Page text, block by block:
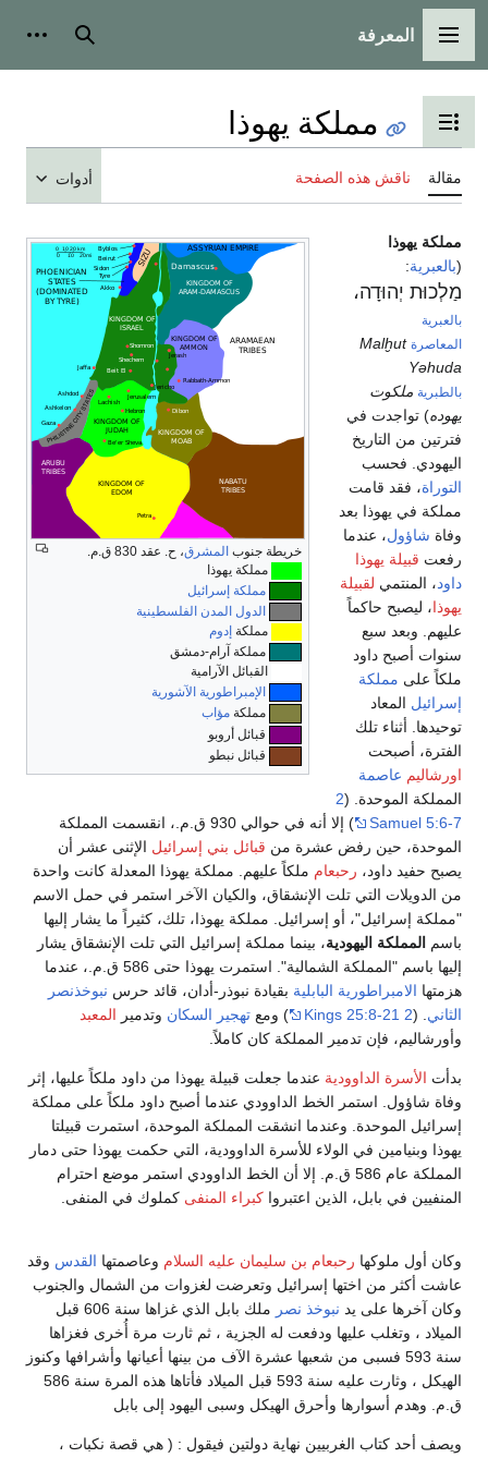
الرئيسية
المعرفة بحث أدوات
عرض جدول المحتويات
مملكة يهوذا
ناقش هذه الصفحة
خريطة جنوبالمشرق، ح. عقد 830 ق.م.
مملكة يهوذا
مملكة إسرائيل
الدول المدن الفلسطينية
إدوم
مملكة آرام-دمشق
القبائل الآرامية
الإمبراطورية الآشورية
مؤاب
قبائل أروبو
قبائل نبطو
يهوذا
:
יְהוּדָה،
Malḫut
ملكوت
) تواجدت في
من التاريخ
فحسب
، فقد قامت
في يهوذا بعد
شاؤول، عندما
قبيلة يهوذا
، المنتميلقبيلة
، ليصبح حاكماً
وبعد سبع
أصبح داود
علىمملكة
المعاد
أثناء تلك
أصبحت
عاصمة
الموحدة. (2
Samuel
) إلا أنه في حوالي 930 ق.م.، انقسمت المملكة
حين رفض عشرة من قبائل بني إسرائيلالإثنى عشر أن
حفيد داود، رحبعام ملكاً عليهم. مملكة يهوذا المعدلة كانت واحدة
الدويلات التي تلت الإنشقاق، والكيان الآخر استمر في حمل الاسم
إسرائيل"، أو إسرائيل. مملكة يهوذا، تلك، كثيراً ما يشار إليها
المملكة اليهودية، بينما مملكة إسرائيل التي تلت الإنشقاق يشار
إليها باسم "المملكة الشمالية". استمرت يهوذا حتى 586 ق.م.، عندما
الامبراطورية البابلية بقيادة نبوذر-أدان، قائد حرسنبوخذنصر
. (
2 Kings 25:8-21 ) ومعتهجير السكانوتدميرالمعبد
فإن تدمير المملكة كان كاملاً.
الأسرة الداووديةعندما جعلت قبيلة يهوذا من داود ملكاً عليها، إثر
شاؤول. استمر الخط الداوودي عندما أصبح داود ملكاً على مملكة
الموحدة. وعندما انشقت المملكة الموحدة، استمرت قبيلتا
وبنيامين في الولاء للأسرة الداوودية، التي حكمت يهوذا حتى دمار
المملكة عام 586 ق.م. إلا أن الخط الداوودي استمر موضع احترام
في بابل، الذين اعتبرواكبراء المنفىكملوك في المنفى.
أول ملوكهارحبعام بن سليمان عليه السلام وعاصمتهاالقدسوقد
أكثر من اختها إسرائيل وتعرضت لغزوات من الشمال والجنوب
آخرها على يدنبوخذ نصر
ملك بابل الذي غزاها سنة 606 قبل
، وتغلب عليها ودفعت له الجزية ، ثم ثارت مرة أُخرى فغزاها
سنة 593 فسبى من شعبها عشرة الآف من بينها أعيانها وأشرافها وكنوز
الهيكل ، وثارت عليه سنة 593 قبل الميلاد فأتاها هذه المرة سنة 586
وهدم أسوارها وأحرق الهيكل وسبى اليهود إلى بابل
أحد كتاب الغربيين نهاية دولتين فيقول : ( هي قصة نكبات ،